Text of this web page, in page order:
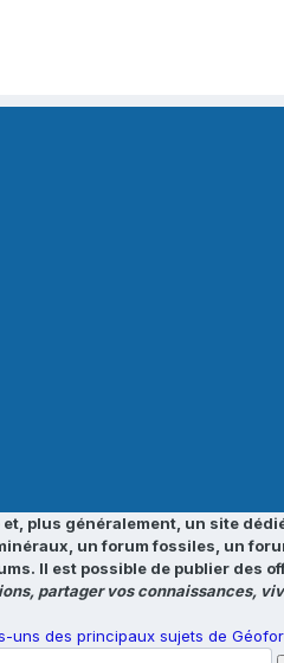
plus généralement, un site
un forum fossiles, un
Il est possible de publier des
partager vos connaissances,
uns des principaux sujets de